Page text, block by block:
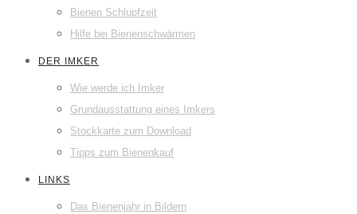
Bienen Schlupfzeit
Hilfe bei Bienenschwärmen
DER IMKER
Wie werde ich Imker
Grundausstattung eines Imkers
Stockkarte zum Download
Tipps zum Bienenkauf
LINKS
Das Bienenjahr in Bildern